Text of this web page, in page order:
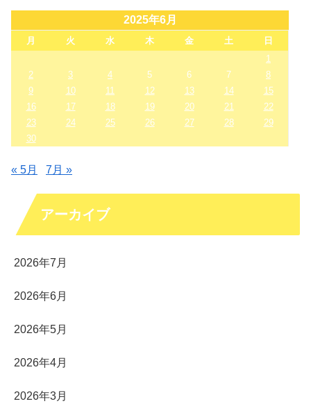
2025年6月
月 火 水 木 金 土
日
1
2
3 4 5 6 7
8
9
10 11 12 13 14
15
16
17 18 19 20 21
22
23
24 25 26 27 28
29
30
« 5月 7月 »
アーカイブ
2026年7月
2026年6月
2026年5月
2026年4月
2026年3月